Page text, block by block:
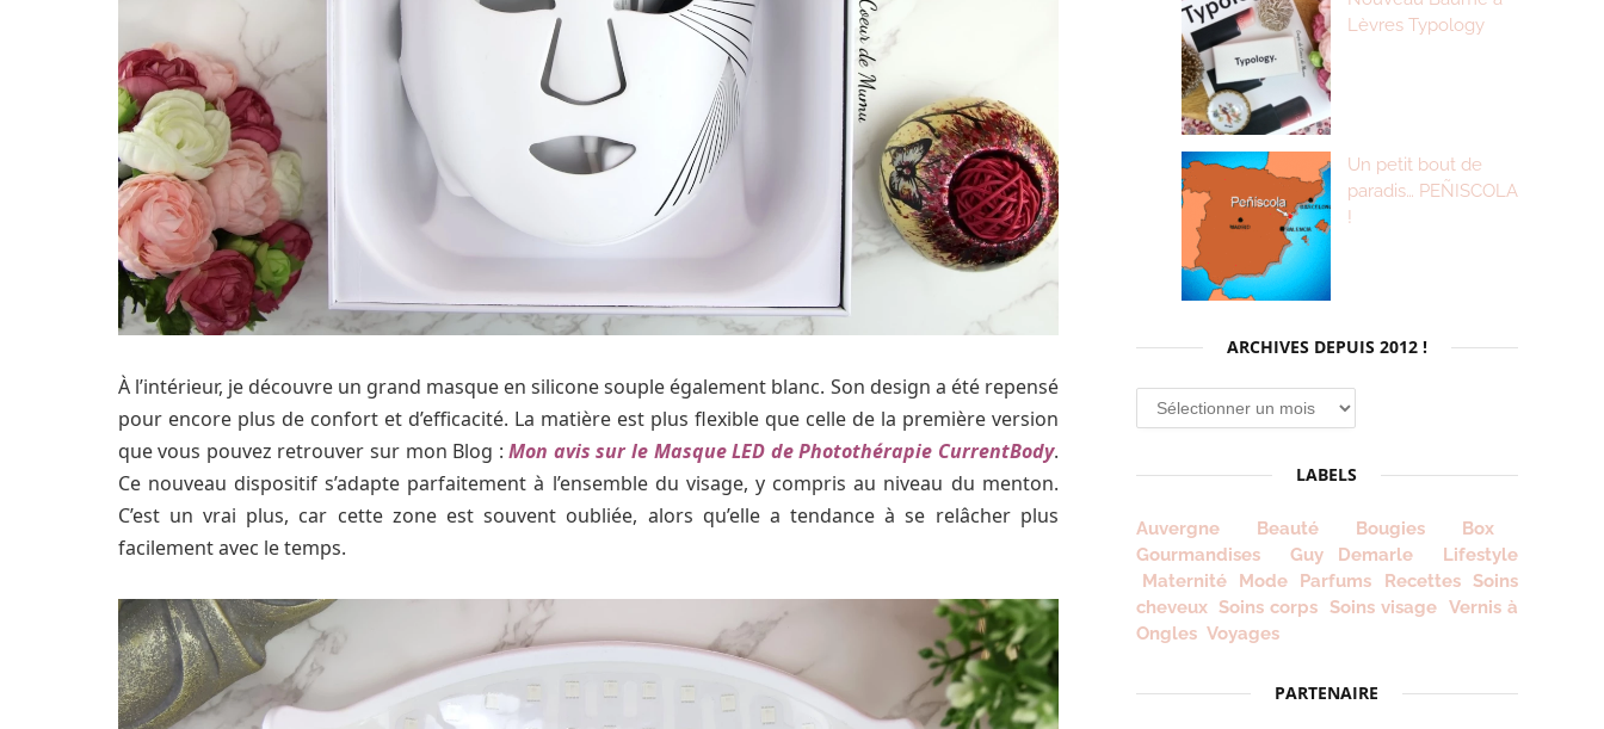
À l’intérieur, je découvre un grand masque en silicone souple également blanc. Son design a été repensé
pour encore plus de confort et d’efficacité. La matière est plus flexible que celle de la première version
que vous pouvez retrouver sur mon Blog :Mon avis sur le Masque LED de Photothérapie CurrentBody.
Ce nouveau dispositif s’adapte parfaitement à l’ensemble du visage, y compris au niveau du menton.
C’est un vrai plus, car cette zone est souvent oubliée, alors qu’elle a tendance à se relâcher plus
facilement avec le temps.
Lèvres Typology
Un petit bout de
paradis… PEÑISCOLA
!
ARCHIVES DEPUIS 2012 !
Archives
depuis
!
LABELS
Auvergne Beauté Bougies
Box
Gourmandises
Guy Demarle
Lifestyle
Maternité
Mode Parfums Recettes Soins
cheveux Soins corps Soins visage Vernis à
Ongles Voyages
PARTENAIRE